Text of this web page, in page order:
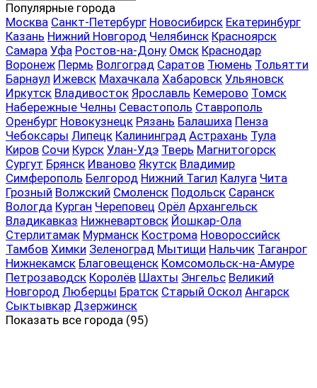
Популярные города
Москва Санкт-Петербург Новосибирск Екатеринбург
Казань Нижний Новгород Челябинск Красноярск
Самара Уфа Ростов-на-Дону Омск Краснодар
Воронеж Пермь Волгоград Саратов Тюмень Тольятти
Барнаул Ижевск Махачкала Хабаровск Ульяновск
Иркутск Владивосток Ярославль Кемерово Томск
Набережные Челны Севастополь Ставрополь
Оренбург Новокузнецк Рязань Балашиха Пенза
Чебоксары Липецк Калининград Астрахань Тула
Киров Сочи Курск Улан-Удэ Тверь Магнитогорск
Сургут Брянск Иваново Якутск Владимир
Симферополь Белгород Нижний Тагил Калуга Чита
Грозный Волжский Смоленск Подольск Саранск
Вологда Курган Череповец Орёл Архангельск
Владикавказ Нижневартовск Йошкар-Ола
Стерлитамак Мурманск Кострома Новороссийск
Тамбов Химки Зеленоград Мытищи Нальчик Таганрог
Нижнекамск Благовещенск Комсомольск-на-Амуре
Петрозаводск Королёв Шахты Энгельс Великий
Новгород Люберцы Братск Старый Оскол Ангарск
Сыктывкар Дзержинск
Показать все города (95)